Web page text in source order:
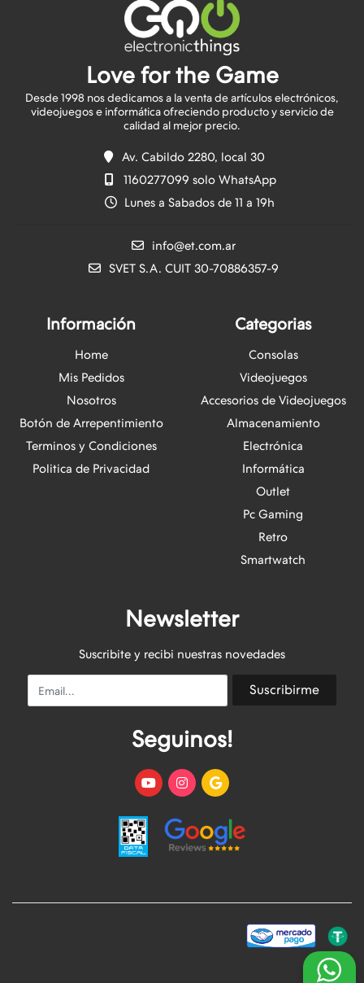
Love for the Game
Desde 1998 nos dedicamos a la venta de artículos electrónicos,
videojuegos e informática ofreciendo producto y servicio de
Av. Cabildo 2280, local 30
1160277099 solo WhatsApp
Lunes a Sabados de 11 a 19h
info@et.com.ar
SVET S.A. CUIT 30-70886357-9
Información
Home
Mis Pedidos
Nosotros
Botón de Arrepentimiento
Terminos y Condiciones
Politica de Privacidad
Categorias
Consolas
Videojuegos
Accesorios de Videojuegos
Almacenamiento
Electrónica
Informática
Outlet
Pc Gaming
Retro
Smartwatch
Newsletter
Suscribite y recibi nuestras novedades
Email Suscribirme
Seguinos!